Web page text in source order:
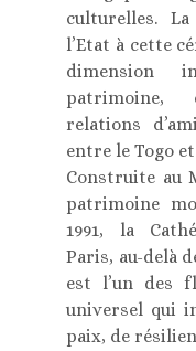
culturelles.
l’Etat à cette
dimension
patrimoine,
relations
entre le Togo
Construite au
patrimoine
1991, la
Paris, au-delà
est l’un des
universel qui
paix, de